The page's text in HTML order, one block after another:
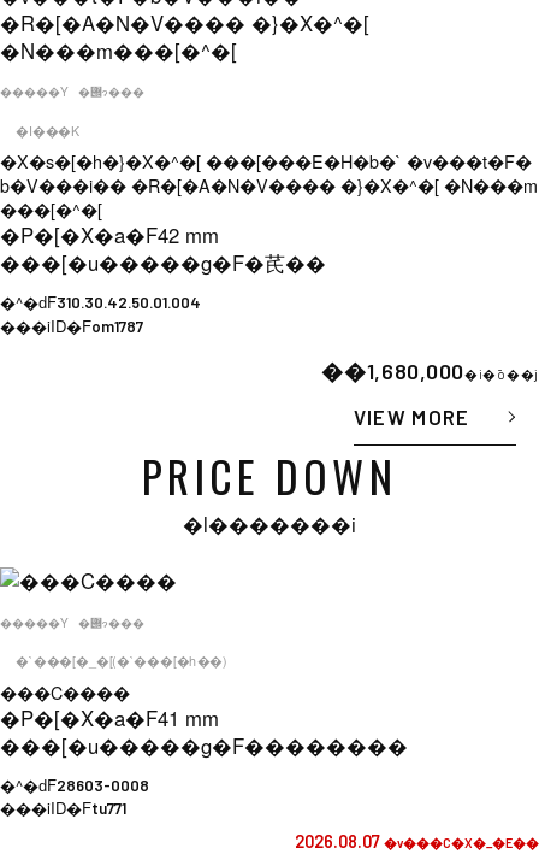
�����Y �݌ɂ���
�I���K
�X�s�[�h�}�X�^�[ ���[���E�H�b�` �v���t�F�
b�V���i�� �R�[�A�N�V���� �}�X�^�[ �N���m
���[�^�[
�P�[�X�a�F42 mm
���[�u�����g�F�芪��
�^�ԁF310.30.42.50.01.004
���iID�Fom1787
��1,680,000�i�ō��j
VIEW MORE
PRICE DOWN
�l�������i
�����Y �݌ɂ���
�`���[�_�[(�`���[�h��)
���C����
�P�[�X�a�F41 mm
���[�u�����g�F��������
�^�ԁF28603-0008
���iID�Ftu771
2026.08.07 �v���C�X�_�E��